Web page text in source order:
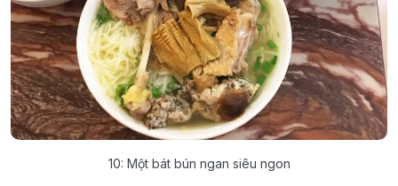
10: Một bát bún ngan siêu ngon